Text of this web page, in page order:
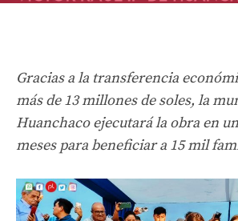
Gracias a la transferencia
más de 13 millones de soles, la
Huanchaco ejecutará la obra en
meses para beneficiar a 15 mil